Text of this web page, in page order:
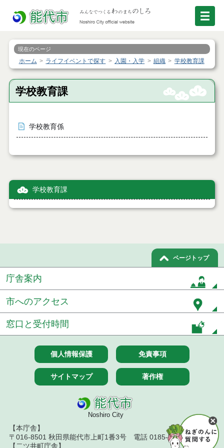
現在のページ
ホーム ライフイベントで探す 入園・入学 組織 学校教育課
学校教育課
学校教育係
学校教育課
ページトップ
庁舎案内
市へのアクセス
窓口と受付時間
個人情報保護 免責事項
サイトマップ 著作権
Noshiro City
【本庁舎】
〒016-8501 秋田県能代市上町1番3号 電話 0185-52-2111
【二ツ井町庁舎】